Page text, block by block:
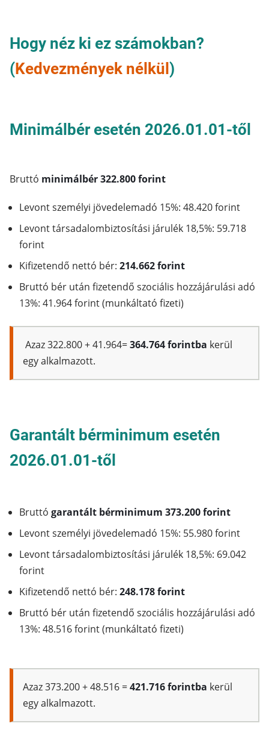
Hogy néz ki ez számokban?
(Kedvezmények nélkül )
Minimálbér esetén 2026.01.01-től
Bruttó minimálbér 322.800 forint
Levont személyi jövedelemadó 15%: 48.420 forint
Levont társadalombiztosítási járulék 18,5%: 59.718
forint
Kifizetendő nettó bér: 214.662 forint
Bruttó bér után fizetendő szociális hozzájárulási adó
13%: 41.964 forint (munkáltató fizeti)
Azaz 322.800 + 41.964=364.764 forintba kerül
egy alkalmazott.
Garantált bérminimum esetén
2026.01.01-től
Bruttó garantált bérminimum 373.200 forint
Levont személyi jövedelemadó 15%: 55.980 forint
Levont társadalombiztosítási járulék 18,5%: 69.042
forint
Kifizetendő nettó bér: 248.178 forint
Bruttó bér után fizetendő szociális hozzájárulási adó
13%: 48.516 forint (munkáltató fizeti)
Azaz 373.200 + 48.516 =421.716 forintba kerül
egy alkalmazott.